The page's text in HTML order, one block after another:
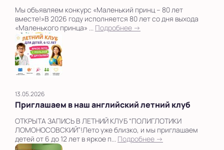
Мы объявляем конкурс «Маленький принц – 80 лет
вместе!»В 2026 году исполняется 80 лет со дня выхода
«Маленького принца» ... Подробнее →
13.05.2026
Приглашаем в наш английский летний клуб
ОТКРЫТА ЗАПИСЬ В ЛЕТНИЙ КЛУБ “ПОЛИГЛОТИКИ
ЛОМОНОСОВСКИЙ”!Лето уже близко, и мы приглашаем
детей от 6 до 12 лет в яркое п... Подробнее →